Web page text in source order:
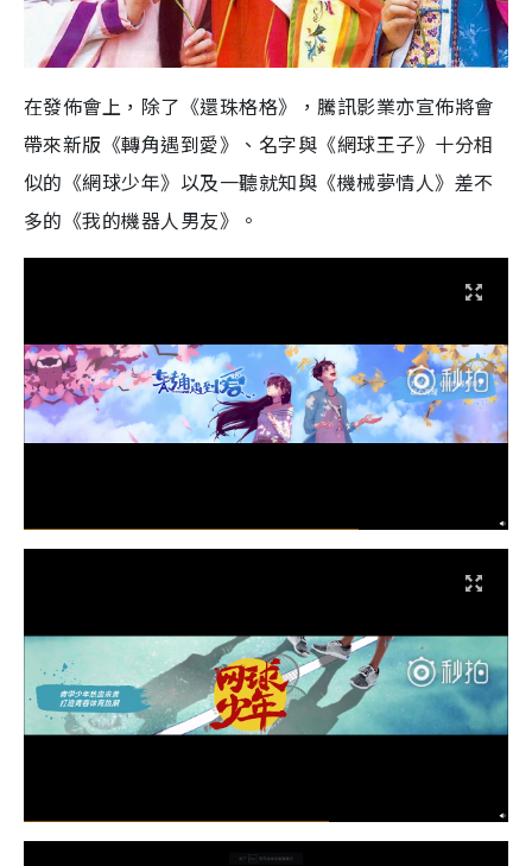
在發佈會上，除了《還珠格格》，騰訊影業亦宣佈將會
帶來新版《轉角遇到愛》、名字與《網球王子》十分相
似的《網球少年》以及一聽就知與《機械夢情人》差不
多的《我的機器人男友》。